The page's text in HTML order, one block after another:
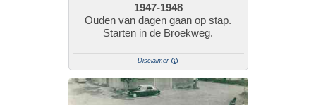
1947-1948
Ouden van dagen gaan op stap.
Starten in de Broekweg.
Disclaimer